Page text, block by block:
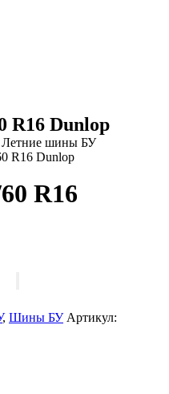
R16 Dunlop
Летние шины БУ
R16 Dunlop
R16
, Шины БУ Артикул: